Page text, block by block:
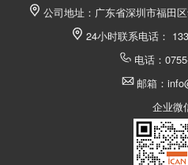
公司地址：广东省深圳市福田
24小时联系电话：
电话：
邮箱：
企业微